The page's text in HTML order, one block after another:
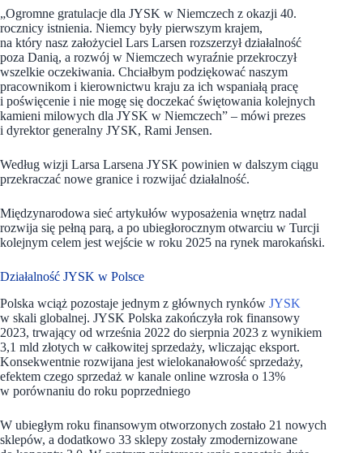
„Ogromne gratulacje dla JYSK w Niemczech z okazji 40.
rocznicy istnienia. Niemcy były pierwszym krajem,
na który nasz założyciel Lars Larsen rozszerzył działalność
poza Danią, a rozwój w Niemczech wyraźnie przekroczył
wszelkie oczekiwania. Chciałbym podziękować naszym
pracownikom i kierownictwu kraju za ich wspaniałą pracę
i poświęcenie i nie mogę się doczekać świętowania kolejnych
kamieni milowych dla JYSK w Niemczech” – mówi prezes
i dyrektor generalny JYSK, Rami Jensen.
Według wizji Larsa Larsena JYSK powinien w dalszym ciągu
przekraczać nowe granice i rozwijać działalność.
Międzynarodowa sieć artykułów wyposażenia wnętrz nadal
rozwija się pełną parą, a po ubiegłorocznym otwarciu w Turcji
kolejnym celem jest wejście w roku 2025 na rynek marokański.
Działalność JYSK w Polsce
Polska wciąż pozostaje jednym z głównych rynków JYSK
w skali globalnej. JYSK Polska zakończyła rok finansowy
2023, trwający od września 2022 do sierpnia 2023 z wynikiem
3,1 mld złotych w całkowitej sprzedaży, wliczając eksport.
Konsekwentnie rozwijana jest wielokanałowość sprzedaży,
efektem czego sprzedaż w kanale online wzrosła o 13%
w porównaniu do roku poprzedniego
W ubiegłym roku finansowym otworzonych zostało 21 nowych
sklepów, a dodatkowo 33 sklepy zostały zmodernizowane